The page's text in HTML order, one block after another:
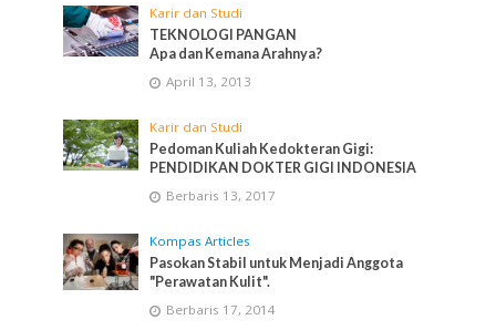
Karir dan Studi
TEKNOLOGI PANGAN
Apa dan Kemana Arahnya?
April 13, 2013
Karir dan Studi
Pedoman Kuliah Kedokteran Gigi:
PENDIDIKAN DOKTER GIGI INDONESIA
Berbaris 13, 2017
Kompas Articles
Pasokan Stabil untuk Menjadi Anggota
"Perawatan Kulit".
Berbaris 17, 2014